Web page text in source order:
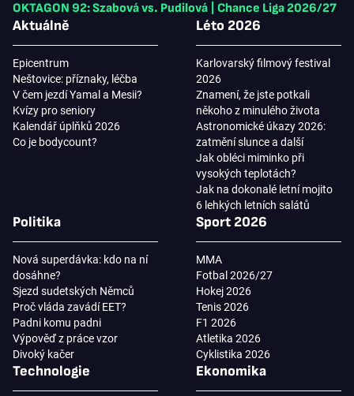
OKTAGON 92: Szabová vs. Pudilová
Chance Liga 2026/27
Aktuálně
Epicentrum
Neštovice: příznaky, léčba
V čem jezdí Yamal a Mesii?
Kvízy pro seniory
Kalendář úplňků 2026
Co je bodycount?
Léto 2026
Karlovarský filmový festival
2026
Znamení, že jste potkali
někoho z minulého života
Astronomické úkazy 2026:
zatmění slunce a další
Jak obléci miminko při
vysokých teplotách?
Jak na dokonalé letní mojito
6 lehkých letních salátů
Politika
Nová superdávka: kdo na ní
dosáhne?
Sjezd sudetských Němců
Proč vláda zavádí EET?
Padni komu padni
Výpověď z práce vzor
Divoký kačer
Sport 2026
MMA
Fotbal 2026/27
Hokej 2026
Tenis 2026
F1 2026
Atletika 2026
Cyklistika 2026
Technologie Ekonomika